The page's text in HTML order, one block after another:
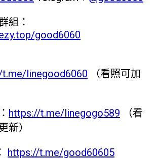
組：
good6060
linegood6060 （看照可加
https://t.me/linegogo589 （看
新）
https://t.me/good60605